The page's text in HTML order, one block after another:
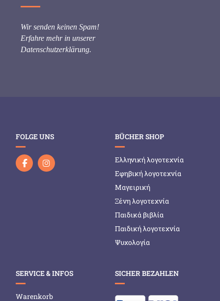
Wir senden keinen Spam!
Erfahre mehr in unserer
Datenschutzerklärung.
FOLGE UNS BÜCHER SHOP
Ελληνική λογοτεχνία
Εφηβική λογοτεχνία
Μαγειρική
Ξένη λογοτεχνία
Παιδικά βιβλία
Παιδική λογοτεχνία
Ψυχολογία
SERVICE & INFOS
Warenkorb
SICHER BEZAHLEN